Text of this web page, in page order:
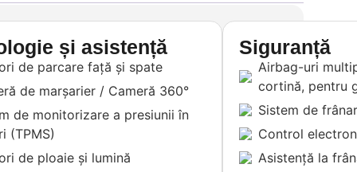
și asistență
de parcare față și spate
de marșarier / Cameră 360°
de monitorizare a presiunii în
(TPMS)
de ploaie și lumină
Siguranță
Airbag-uri
cortină, pentru
Sistem de
Control
Asistență la